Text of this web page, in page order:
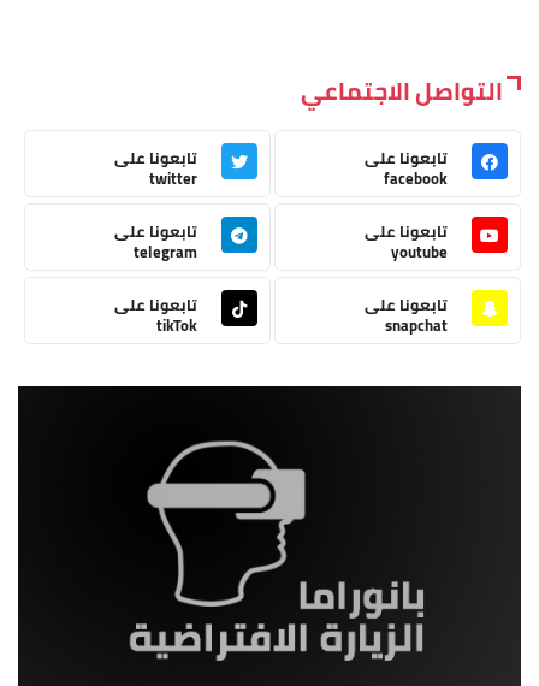
التواصل الاجتماعي
تابعونا على
facebook
تابعونا على
twitter
تابعونا على
youtube
تابعونا على
telegram
تابعونا على
snapchat
تابعونا على
tikTok